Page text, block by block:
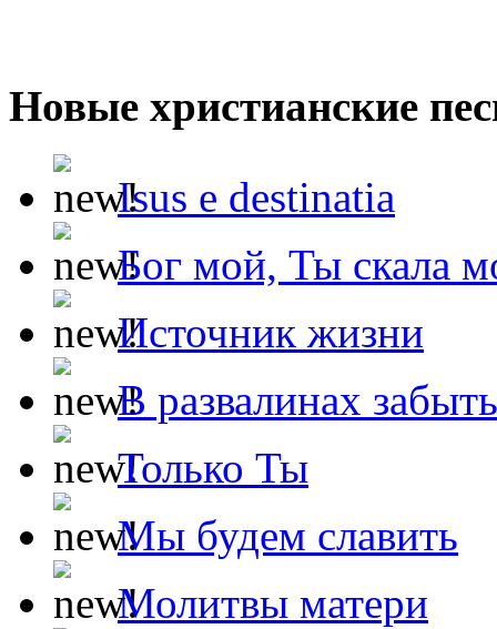
Новые христианские
Isus e destinatia
Бог мой, Ты скала
Источник жизни
В развалинах
Только Ты
Мы будем славить
Молитвы матери